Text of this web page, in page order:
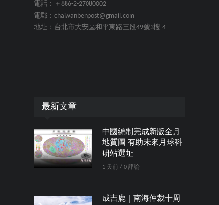
電話：＋886-2-27080002
電郵：chaiwanbenpost@gmail.com
地址：台北市大安區和平東路三段49號3樓-4
最新文章
中國編制完成新版全月
地質圖 有助未來月球科
研站選址
1 天前 / 0 評論
成吉鹿｜南海仲裁十周